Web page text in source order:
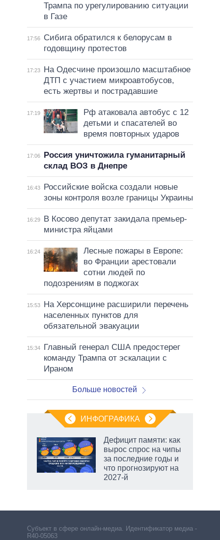
Трампа по урегулированию ситуации
в Газе
17:56
Сибига обратился к белорусам в
годовщину протестов
17:23
На Одесчине произошло масштабное
ДТП с участием микроавтобусов,
есть жертвы и пострадавшие
17:19
Рф атаковала автобус с 12
детьми и спасателей во
время повторных ударов
17:06
Россия уничтожила гуманитарный
склад ВОЗ в Днепре
16:43
Российские войска создали новые
зоны контроля возле границы Украины
16:29
В Косово депутат закидала премьер-
министра яйцами
16:24
Лесные пожары в Европе:
во Франции арестовали
сотни людей по
подозрениям в поджогах
15:53
На Херсонщине расширили перечень
населенных пунктов для
обязательной эвакуации
15:34
Главный генерал США предостерег
команду Трампа от эскалации с
Ираном
Больше новостей
ИНФОГРАФИКА
Дефицит памяти: как
вырос спрос на чипы
за последние годы и
что прогнозируют на
2027-й
Субъект в сфере онлайн-медиа. Идентификатор медиа –
R40-05063